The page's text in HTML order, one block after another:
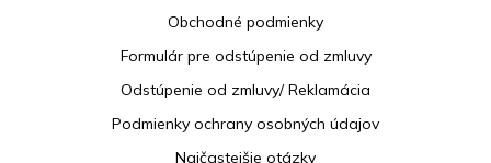
Obchodné podmienky
Formulár pre odstúpenie od zmluvy
Odstúpenie od zmluvy/ Reklamácia
Podmienky ochrany osobných údajov
Najčastejšie otázky